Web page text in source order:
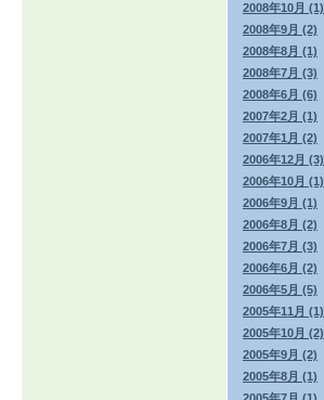
2008年10月 (1)
2008年9月 (2)
2008年8月 (1)
2008年7月 (3)
2008年6月 (6)
2007年2月 (1)
2007年1月 (2)
2006年12月 (3)
2006年10月 (1)
2006年9月 (1)
2006年8月 (2)
2006年7月 (3)
2006年6月 (2)
2006年5月 (5)
2005年11月 (1)
2005年10月 (2)
2005年9月 (2)
2005年8月 (1)